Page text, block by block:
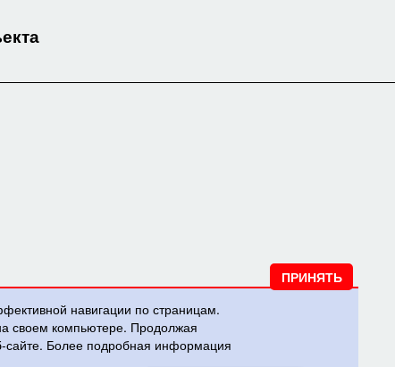
навигации по страницам.
своем компьютере. Продолжая
сайте. Более подробная информация